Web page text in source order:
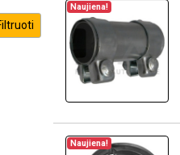
Naujiena!
Naujiena!